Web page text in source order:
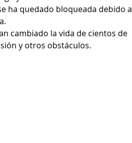
ha quedado bloqueada debido a
cambiado la vida de cientos de
y otros obstáculos.